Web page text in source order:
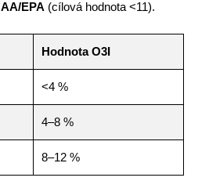
AA/EPA (cílová hodnota <11).
Hodnota O3I
<4 %
4–8 %
8–12 %